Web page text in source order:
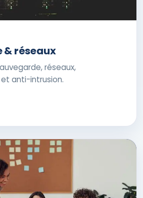
& réseaux
réseaux,
anti-intrusion.